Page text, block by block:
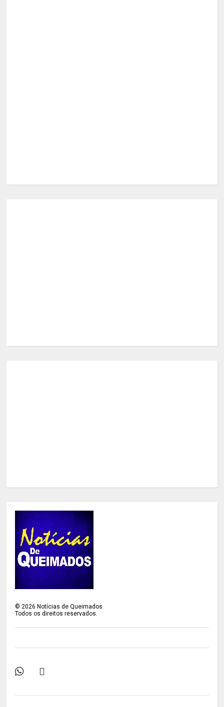
© 2026 Notícias de Queimados
Todos os direitos reservados.